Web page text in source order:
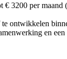
€ 3200 per maand
ontwikkelen
en